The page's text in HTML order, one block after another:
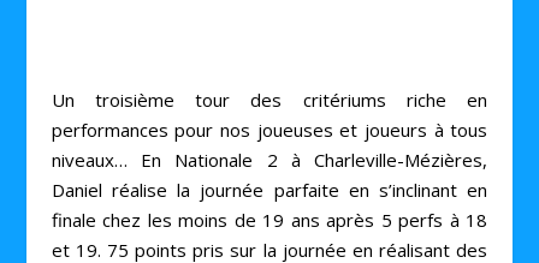
Un troisième tour des critériums riche en
performances pour nos joueuses et joueurs à tous
niveaux… En Nationale 2 à Charleville-Mézières,
Daniel réalise la journée parfaite en s’inclinant en
finale chez les moins de 19 ans après 5 perfs à 18
et 19. 75 points pris sur la journée en réalisant des